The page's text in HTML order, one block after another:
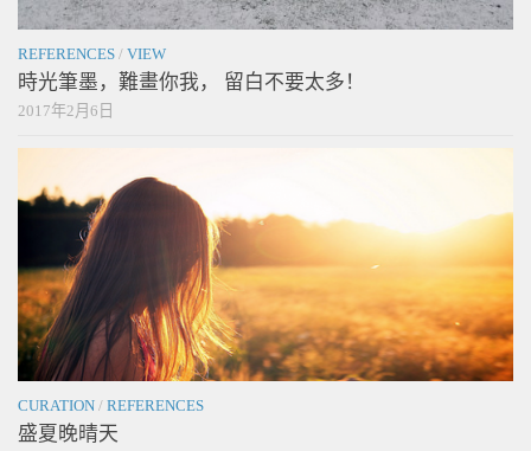
REFERENCES / VIEW
時光筆墨，難畫你我， 留白不要太多！
2017年2月6日
CURATION / REFERENCES
盛夏晚晴天